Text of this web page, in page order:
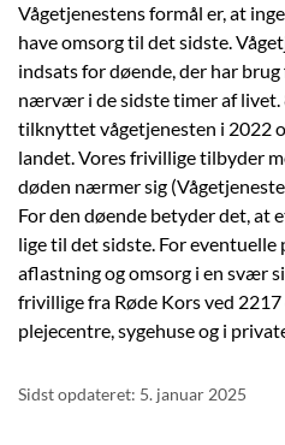
Vågetjenestens formål er, at
have omsorg til det sidste.
indsats for døende, der har
nærvær i de sidste timer af livet.
tilknyttet vågetjenesten i 2022
landet. Vores frivillige tilbyder
døden nærmer sig
For den døende betyder det, at
lige til det sidste. For
aflastning og omsorg i en svær
frivillige fra Røde Kors ved
plejecentre, sygehuse og i
Sidst opdateret: 5. januar 2025